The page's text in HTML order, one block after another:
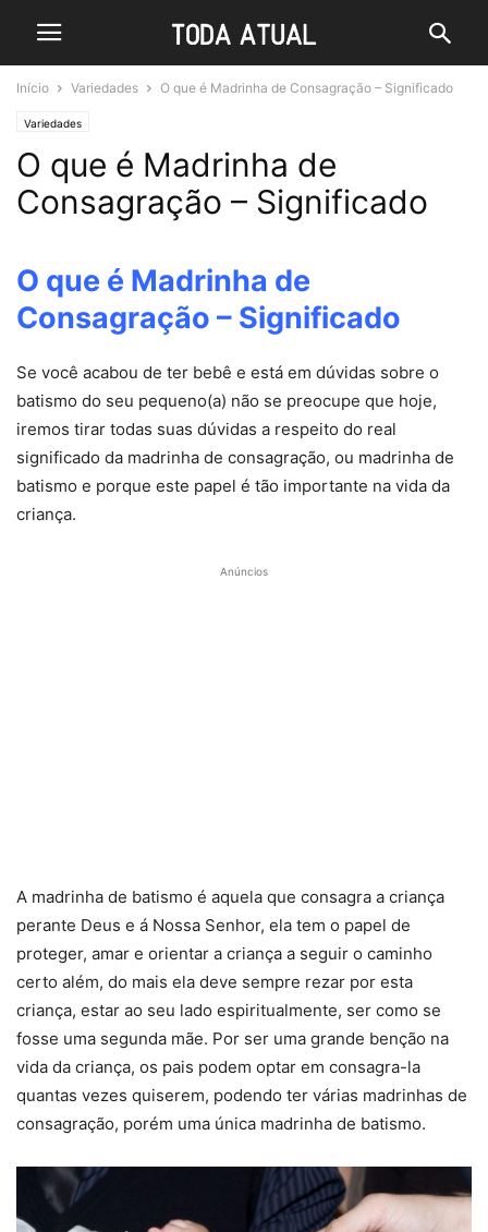
Início Variedades O que é Madrinha de Consagração – Significado
Variedades
O que é Madrinha de
Consagração – Significado
O que é Madrinha de
Consagração – Significado
Se você acabou de ter bebê e está em dúvidas sobre o
batismo do seu pequeno(a) não se preocupe que hoje,
iremos tirar todas suas dúvidas a respeito do real
significado da madrinha de consagração, ou madrinha de
batismo e porque este papel é tão importante na vida da
criança.
Anúncios
A madrinha de batismo é aquela que consagra a criança
perante Deus e á Nossa Senhor, ela tem o papel de
proteger, amar e orientar a criança a seguir o caminho
certo além, do mais ela deve sempre rezar por esta
criança, estar ao seu lado espiritualmente, ser como se
fosse uma segunda mãe. Por ser uma grande benção na
vida da criança, os pais podem optar em consagra-la
quantas vezes quiserem, podendo ter várias madrinhas de
consagração, porém uma única madrinha de batismo.